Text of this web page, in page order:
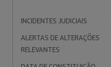
INCIDENTES JUDICIAIS
ALERTAS DE ALTERAÇÕES
RELEVANTES